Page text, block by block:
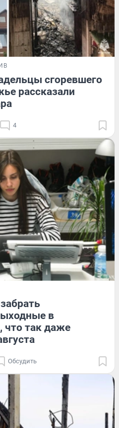
сгоревшего
рассказали
4
в
что так даже
Обсудить